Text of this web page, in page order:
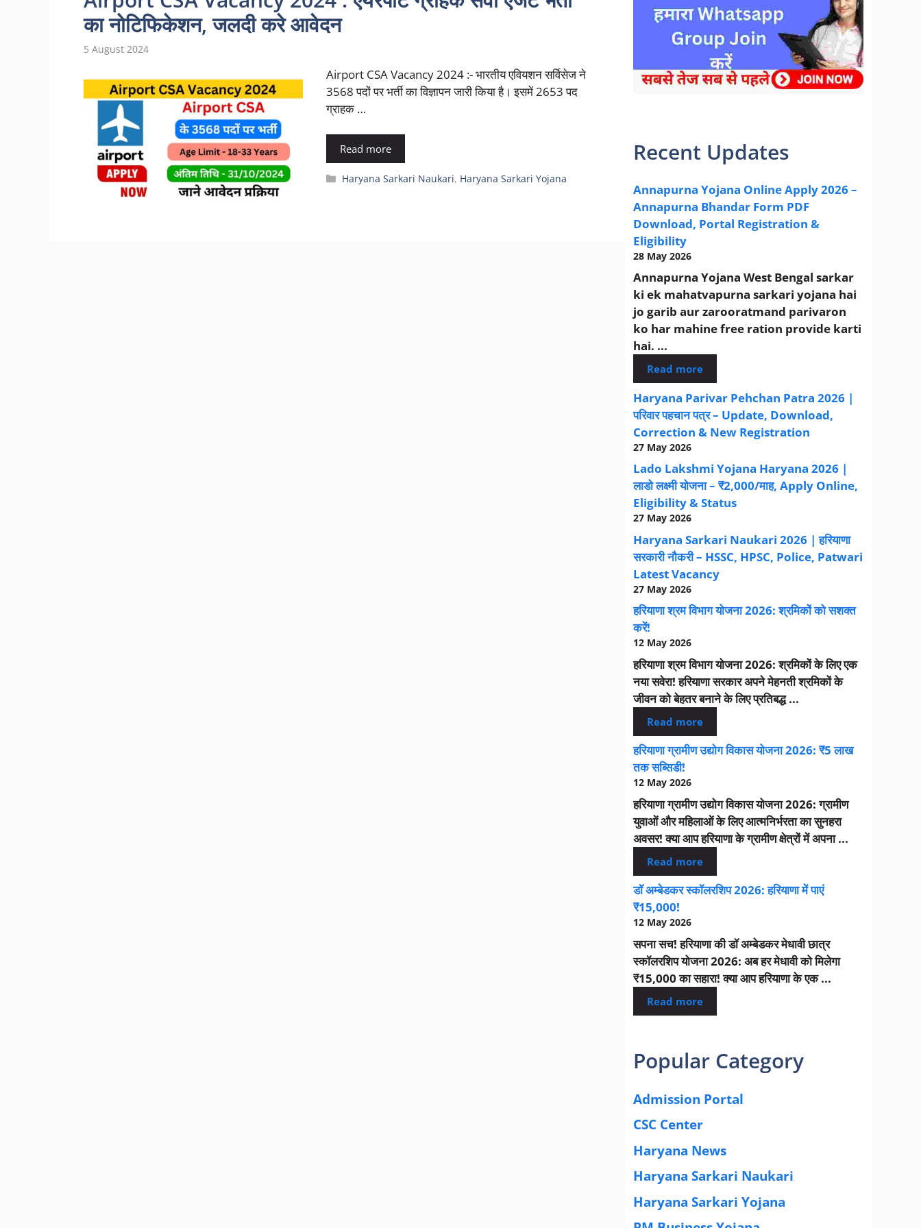
का नोटिफिकेशन, जलदी करे आवेदन
5 August 2024
Airport CSA Vacancy 2024 :- भारतीय एवियशन सर्विसेज ने
3568 पदों पर भर्ती का विज्ञापन जारी किया है। इसमें 2653 पद
ग्राहक …
Read more
Categories
Haryana Sarkari Naukari, Haryana Sarkari Yojana
Recent Updates
Annapurna Yojana Online Apply 2026 –
Annapurna Bhandar Form PDF
Download, Portal Registration &
Eligibility
28 May 2026
Annapurna Yojana West Bengal sarkar
ki ek mahatvapurna sarkari yojana hai
jo garib aur zarooratmand parivaron
ko har mahine free ration provide karti
hai. ...
Read more
Haryana Parivar Pehchan Patra 2026 |
परिवार पहचान पत्र – Update, Download,
Correction & New Registration
27 May 2026
Lado Lakshmi Yojana Haryana 2026 |
लाडो लक्ष्मी योजना – ₹2,000/माह, Apply Online,
Eligibility & Status
27 May 2026
Haryana Sarkari Naukari 2026 | हरियाणा
सरकारी नौकरी – HSSC, HPSC, Police, Patwari
Latest Vacancy
27 May 2026
हरियाणा श्रम विभाग योजना 2026: श्रमिकों को सशक्त
करें!
12 May 2026
हरियाणा श्रम विभाग योजना 2026: श्रमिकों के लिए एक
नया सवेरा! हरियाणा सरकार अपने मेहनती श्रमिकों के
जीवन को बेहतर बनाने के लिए प्रतिबद्ध ...
Read more
हरियाणा ग्रामीण उद्योग विकास योजना 2026: ₹5 लाख
तक सब्सिडी!
12 May 2026
हरियाणा ग्रामीण उद्योग विकास योजना 2026: ग्रामीण
युवाओं और महिलाओं के लिए आत्मनिर्भरता का सुनहरा
अवसर! क्या आप हरियाणा के ग्रामीण क्षेत्रों में अपना ...
Read more
डॉ अम्बेडकर स्कॉलरशिप 2026: हरियाणा में पाएं
₹15,000!
12 May 2026
सपना सच! हरियाणा की डॉ अम्बेडकर मेधावी छात्र
स्कॉलरशिप योजना 2026: अब हर मेधावी को मिलेगा
₹15,000 का सहारा! क्या आप हरियाणा के एक ...
Read more
Popular Category
Admission Portal
CSC Center
Haryana News
Haryana Sarkari Naukari
Haryana Sarkari Yojana